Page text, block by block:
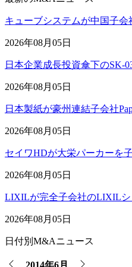
キューブシステムが中国子会
2026年08月05日
日本企業成長投資傘下のSK-
2026年08月05日
日本製紙が豪州連結子会社
2026年08月05日
セイワHDが大栄パーカーを
2026年08月05日
LIXILが完全子会社のLIXIL
2026年08月05日
日付別M&Aニュース